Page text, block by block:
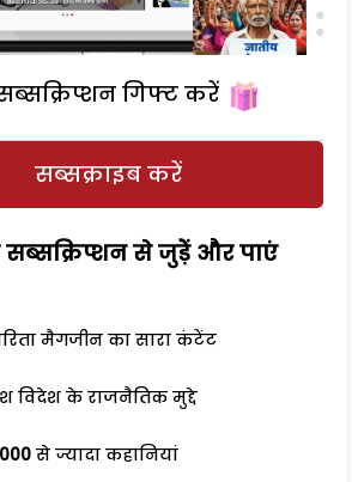
गिफ्ट करें
सब्सक्राइब करें
सब्सक्रिप्शन से जुड़ेें और पाएं
मैगजीन का सारा कंटेंट
विदेश के राजनैतिक मुद्दे
से ज्यादा कहानियां